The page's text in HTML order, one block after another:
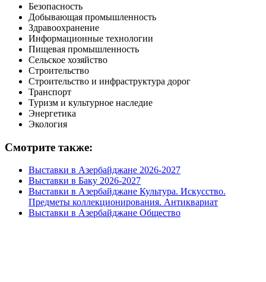
Безопасность
Добывающая промышленность
Здравоохранение
Информационные технологии
Пищевая промышленность
Сельское хозяйство
Строительство
Строительство и инфраструктура дорог
Транспорт
Туризм и культурное наследие
Энергетика
Экология
Смотрите также:
Выставки в Азербайджане 2026-2027
Выставки в Баку 2026-2027
Выставки в Азербайджане Культура. Искусство.
Предметы коллекционирования. Антиквариат
Выставки в Азербайджане Общество